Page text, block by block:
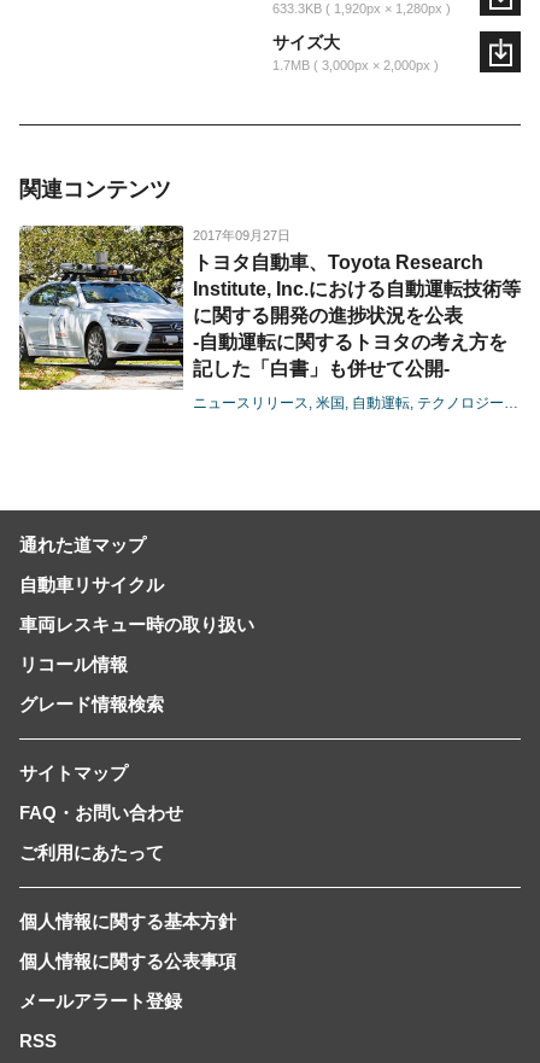
633.3KB 1,920px × 1,280px
サイズ大
1.7MB 3,000px × 2,000px
関連コンテンツ
2017年09月27日
トヨタ自動車、Toyota Research
Institute, Inc.における自動運転技術等
に関する開発の進捗状況を公表
-自動運転に関するトヨタの考え方を
記した「白書」も併せて公開-
ニュースリリース 米国 自動運転 テクノロジー 地域
通れた道マップ
自動車リサイクル
車両レスキュー時の取り扱い
リコール情報
グレード情報検索
サイトマップ
FAQ・お問い合わせ
ご利用にあたって
個人情報に関する基本方針
個人情報に関する公表事項
メールアラート登録
RSS